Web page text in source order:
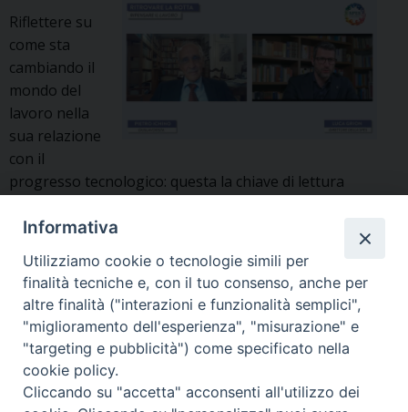
Riflettere su
come sta
cambiando il
mondo del
lavoro nella
sua relazione
con il
progresso tecnologico: questa la chiave di lettura
Pietro Ichino. In tempi così confusi è essenziale
mestieri, ma molti altri ne sono nati”. Le macchine si
sono sostituite e si sostituiranno all’uomo liberandolo
dalla fatica eccessiva, permettendo alle … Continua a
leggerePer
chi
si
fosse
»
Informativa
Utilizziamo cookie o tecnologie simili per
finalità tecniche e, con il tuo consenso, anche per
altre finalità ("interazioni e funzionalità semplici",
"miglioramento dell'esperienza", "misurazione" e
"targeting e pubblicità") come specificato nella
cookie policy.
Cliccando su "accetta" acconsenti all'utilizzo dei